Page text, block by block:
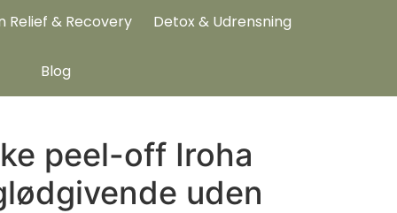
Relief & Recovery Detox & Udrensning
Blog
peel-off Iroha
uden